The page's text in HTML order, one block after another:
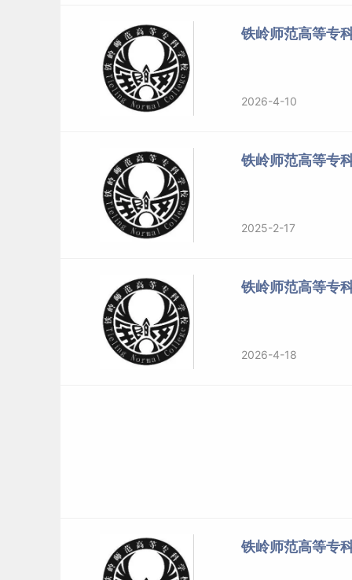
铁岭师范高等专科学校
铁岭师范高等专
2026-4-10
铁岭师范高等专
2025-2-17
铁岭师范高等专
2026-4-18
铁岭师范高等专